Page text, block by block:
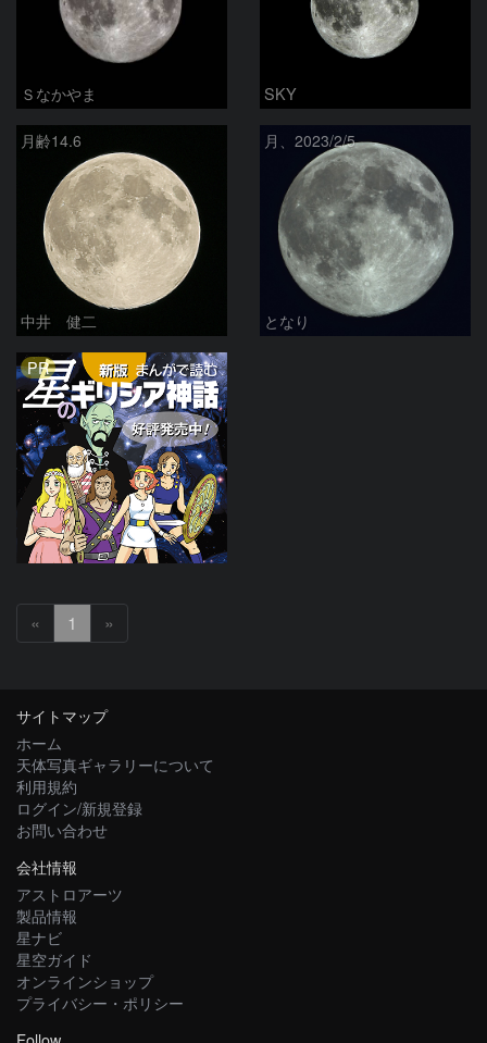
Ｓなかやま SKY
月齢14.6
中井 健二
月、2023/2/5
となり
PR
« 1 »
サイトマップ
ホーム
天体写真ギャラリーについて
利用規約
ログイン/新規登録
お問い合わせ
会社情報
アストロアーツ
製品情報
星ナビ
星空ガイド
オンラインショップ
プライバシー・ポリシー